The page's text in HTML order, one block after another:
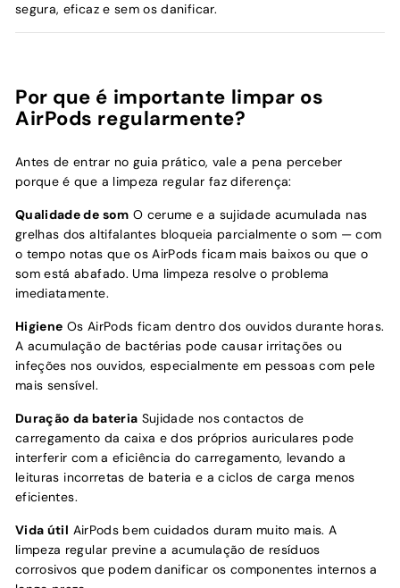
segura, eficaz e sem os danificar.
Por que é importante limpar os
AirPods regularmente?
Antes de entrar no guia prático, vale a pena perceber
porque é que a limpeza regular faz diferença:
Qualidade de som O cerume e a sujidade acumulada nas
grelhas dos altifalantes bloqueia parcialmente o som — com
o tempo notas que os AirPods ficam mais baixos ou que o
som está abafado. Uma limpeza resolve o problema
imediatamente.
Higiene Os AirPods ficam dentro dos ouvidos durante horas.
A acumulação de bactérias pode causar irritações ou
infeções nos ouvidos, especialmente em pessoas com pele
mais sensível.
Duração da bateria Sujidade nos contactos de
carregamento da caixa e dos próprios auriculares pode
interferir com a eficiência do carregamento, levando a
leituras incorretas de bateria e a ciclos de carga menos
eficientes.
Vida útil AirPods bem cuidados duram muito mais. A
limpeza regular previne a acumulação de resíduos
corrosivos que podem danificar os componentes internos a